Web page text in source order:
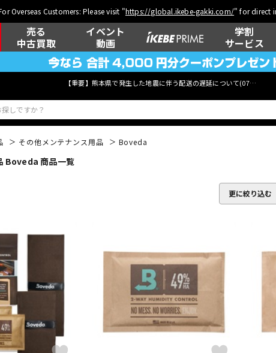
Overseas Customers: Please visit "https://global.ikebe-gakki.com/" for direct
売る
中古買取
イベント
動画
学割
サービス
【重要】熊本県で発生した地震に伴う配送の遅延について(07月29日
レ
ジ
その他メンテナンス用品 Boveda
Boveda 商品一覧
更に絞り込む